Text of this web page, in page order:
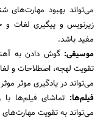
می‌تواند بهبود مهارت‌های
زیرنویس و پیگیری لغات و
مفید باشد.
موسیقی: گوش دادن به
تقویت لهجه، اصطلاحات و
می‌تواند در یادگیری موثر
فیلم‌ها: تماشای فیلم‌ها
می‌تواند به تقویت